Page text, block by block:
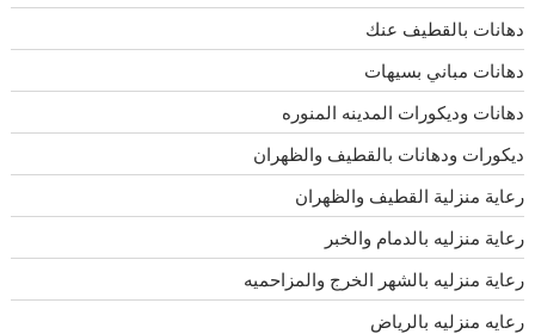
دهانات بالقطيف عنك
دهانات مباني بسيهات
دهانات وديكورات المدينه المنوره
ديكورات ودهانات بالقطيف والظهران
رعاية منزلية القطيف والظهران
رعاية منزليه بالدمام والخبر
رعاية منزليه بالشهر الخرج والمزاحميه
رعايه منزليه بالرياض